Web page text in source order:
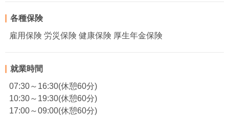
各種保険
雇用保険 労災保険 健康保険 厚生年金保険
就業時間
07:30～16:30(休憩60分)
10:30～19:30(休憩60分)
17:00～09:00(休憩60分)